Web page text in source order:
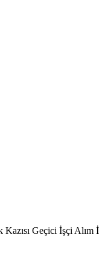
Geçici İşçi Alım